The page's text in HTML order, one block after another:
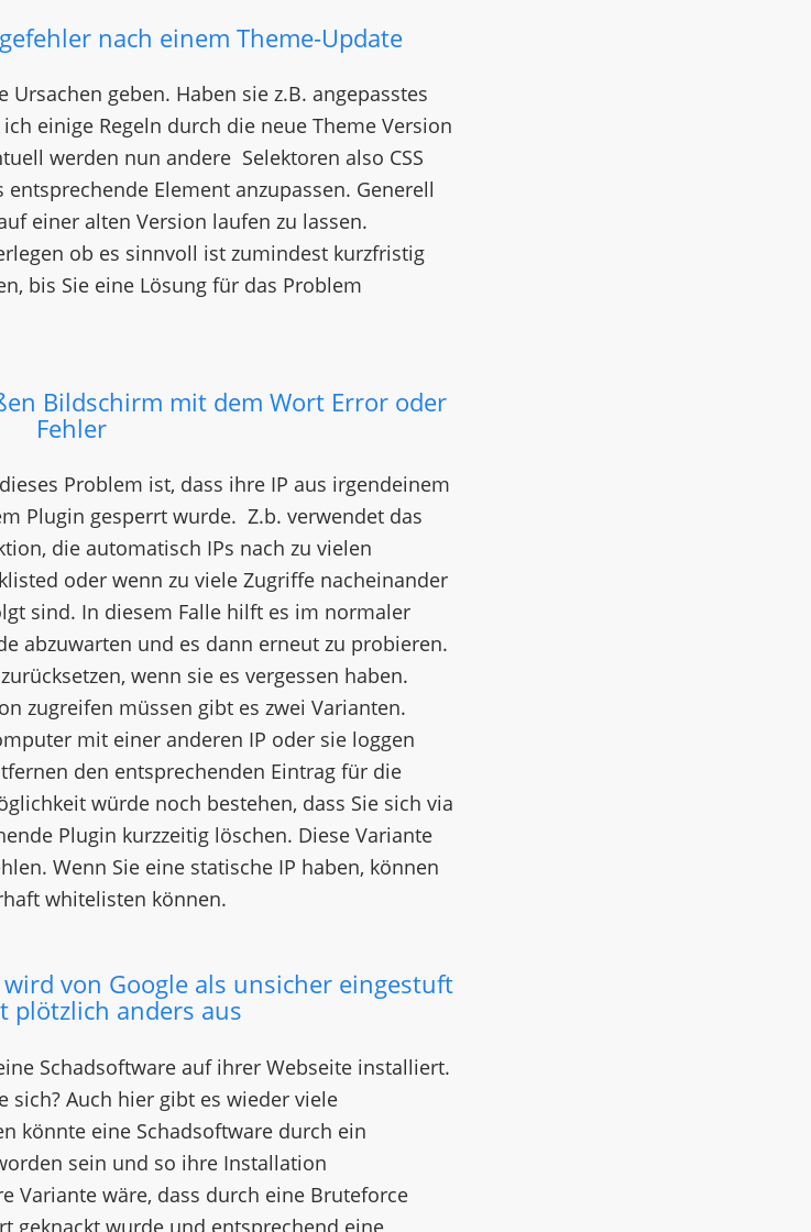
nach einem Theme-Update
geben. Haben sie z.B. angepasstes
einige Regeln durch die neue Theme Version
werden nun andere Selektoren also CSS
Element anzupassen. Generell
einer alten Version laufen zu lassen.
ob es sinnvoll ist zumindest kurzfristig
bis Sie eine Lösung für das Problem
Bildschirm mit dem Wort Error oder
Fehler
Problem ist, dass ihre IP aus irgendeinem
Plugin gesperrt wurde. Z.b. verwendet das
die automatisch IPs nach zu vielen
oder wenn zu viele Zugriffe nacheinander
sind. In diesem Falle hilft es im normaler
abzuwarten und es dann erneut zu probieren.
wenn sie es vergessen haben.
zugreifen müssen gibt es zwei Varianten.
mit einer anderen IP oder sie loggen
den entsprechenden Eintrag für die
würde noch bestehen, dass Sie sich via
Plugin kurzzeitig löschen. Diese Variante
Wenn Sie eine statische IP haben, können
whitelisten können.
von Google als unsicher eingestuft
plötzlich anders aus
Schadsoftware auf ihrer Webseite installiert.
sich? Auch hier gibt es wieder viele
könnte eine Schadsoftware durch ein
sein und so ihre Installation
Variante wäre, dass durch eine Bruteforce
geknackt wurde und entsprechend eine